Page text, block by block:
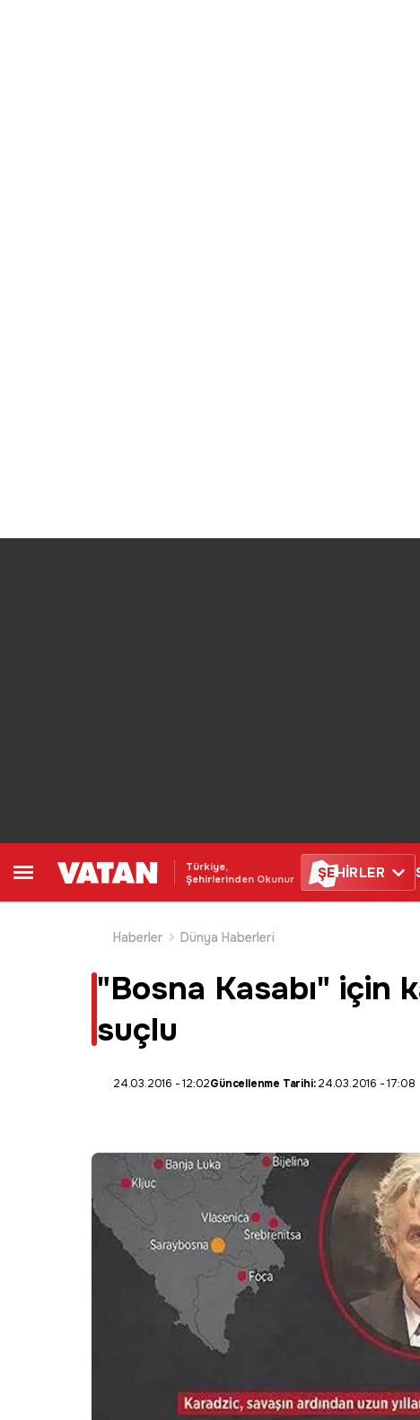
Türkiye,
Şehirlerinden Okunur
ŞEHİRLER
Haberler
Dünya Haberleri
"Bosna Kasabı" için
suçlu
24.03.2016 - 12:02Güncellenme Tarihi:24.03.2016 - 17:08